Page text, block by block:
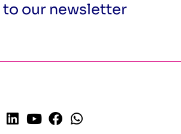
our newsletter